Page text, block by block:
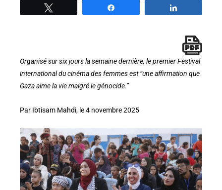
Organisé sur six jours la semaine dernière, le premier Festival
international du cinéma des femmes est “une affirmation que
Gaza aime la vie malgré le génocide.”
Par Ibtisam Mahdi, le 4 novembre 2025